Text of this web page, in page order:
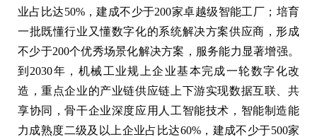
业占比达50%，建成不少于200家卓越级智能工厂；培育
一批既懂行业又懂数字化的系统解决方案供应商，形成
不少于200个优秀场景化解决方案，服务能力显著增强。
到2030年，机械工业规上企业基本完成一轮数字化改
造，重点企业的产业链供应链上下游实现数据互联、共
享协同，骨干企业深度应用人工智能技术，智能制造能
力成熟度二级及以上企业占比达60%，建成不少于500家